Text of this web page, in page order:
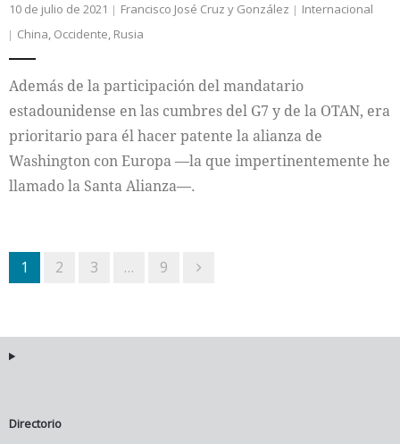
10 de julio de 2021 Francisco José Cruz y González
Internacional
China, Occidente, Rusia
Además de la participación del mandatario
estadounidense en las cumbres del G7 y de la OTAN, era
prioritario para él hacer patente la alianza de
Washington con Europa —la que impertinentemente he
llamado la Santa Alianza—.
1 2 3 … 9
Directorio